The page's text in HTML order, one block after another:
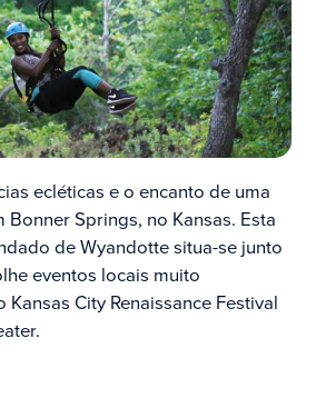
ecléticas e o encanto de uma
Springs, no Kansas. Esta
de Wyandotte situa-se junto
eventos locais muito
City Renaissance Festival